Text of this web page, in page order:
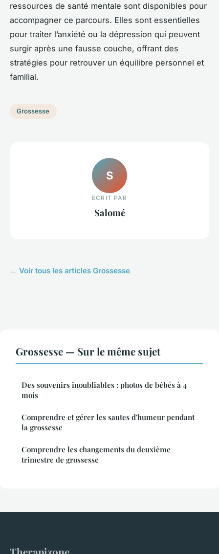
ressources de santé mentale sont disponibles pour
accompagner ce parcours. Elles sont essentielles
pour traiter l’anxiété ou la dépression qui peuvent
surgir après une fausse couche, offrant des
stratégies pour retrouver un équilibre personnel et
familial.
Grossesse
S
ECRIT PAR
Salomé
← Voir tous les articles Grossesse
Grossesse — Sur le même sujet
Des souvenirs inoubliables : photos de bébés à 4
mois
Comprendre et gérer les sautes d'humeur pendant
la grossesse
Comprendre les changements du deuxième
trimestre de grossesse